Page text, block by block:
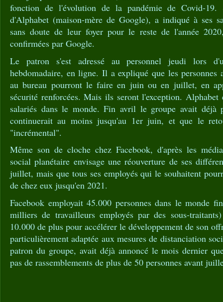
fonction de l'évolution de la pandémie de Covid-
d'Alphabet (maison-mère de Google), a indiqué à ses
sans doute de leur foyer pour le reste de l'année
confirmées par Google.
Le patron s'est adressé au personnel jeudi lors
hebdomadaire, en ligne. Il a expliqué que les personnes
au bureau pourront le faire en juin ou en juillet, en
sécurité renforcées. Mais ils seront l'exception.
salariés dans le monde. Fin avril le groupe avait déjà
continuerait au moins jusqu'au 1er juin, et que le
"incrémental".
Même son de cloche chez Facebook, d'après les
social planétaire envisage une réouverture de ses
juillet, mais que tous ses employés qui le souhaitent
de chez eux jusqu'en 2021.
Facebook employait 45.000 personnes dans le monde
milliers de travailleurs employés par des sous-
10.000 de plus pour accélérer le développement de son
particulièrement adaptée aux mesures de distanciation
patron du groupe, avait déjà annoncé le mois dernier
pas de rassemblements de plus de 50 personnes avant